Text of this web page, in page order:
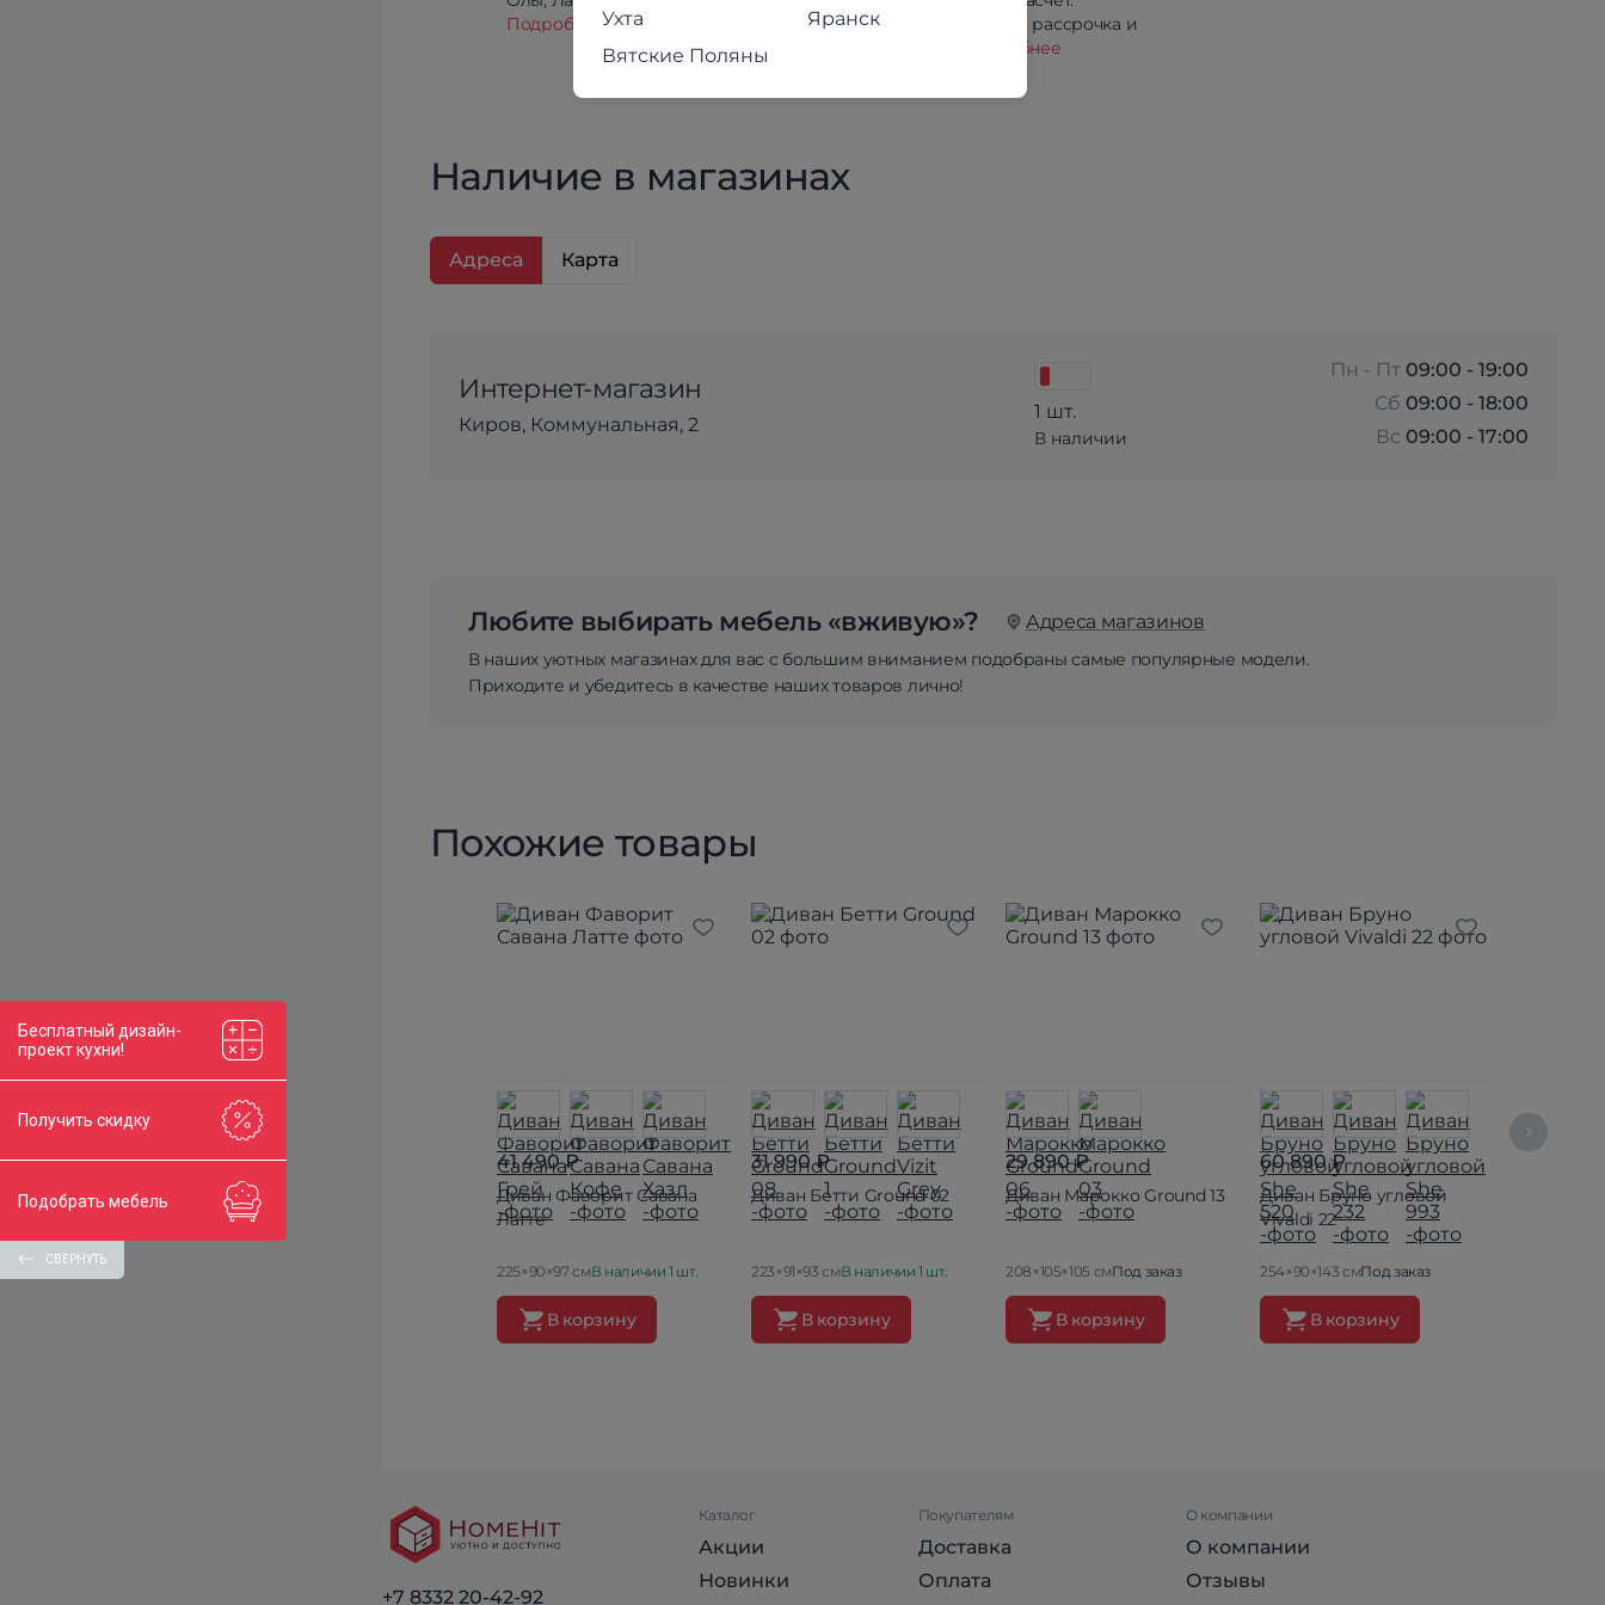
Подробнее
Беспроцентная рассрочка и
Подробнее
Наличие в магазинах
Адреса Карта
Интернет-магазин
Киров, Коммунальная, 2
1 шт.
В наличии
Пн - Пт 09:00 - 19:00
Сб 09:00 - 18:00
Вс 09:00 - 17:00
Любите выбирать мебель «вживую»? Адреса магазинов
В наших уютных магазинах для вас с большим вниманием подобраны самые популярные модели.
Приходите и убедитесь в качестве наших товаров лично!
Похожие товары
41 490 ₽
Диван Фаворит Савана
Латте
225×90×97 смВ наличии 1 шт.
В корзину
31 990 ₽
Диван Бетти Ground 02
223×91×93 смВ наличии 1 шт.
В корзину
29 890 ₽
Диван Марокко Ground 13
208×105×105 смПод заказ
В корзину
60 890 ₽
Диван Бруно угловой
Vivaldi 22
254×90×143 смПод заказ
В корзину
Ухта
Яранск
Вятские Поляны
+7 8332 20-42-92
Каталог
Акции
Новинки
Покупателям
Доставка
Оплата
О компании
О компании
Отзывы
Бесплатный дизайн-
проект кухни!
Получить скидку
Подобрать мебель
СВЕРНУТЬ